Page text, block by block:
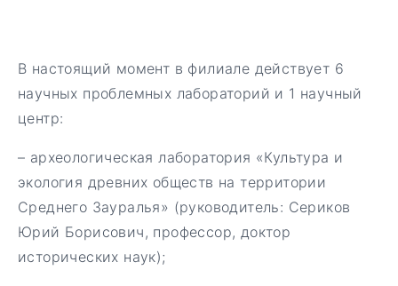
В настоящий момент в филиале действует 6
научных проблемных лабораторий и 1 научный
центр:
– археологическая лаборатория «Культура и
экология древних обществ на территории
Среднего Зауралья» (руководитель: Сериков
Юрий Борисович, профессор, доктор
исторических наук);